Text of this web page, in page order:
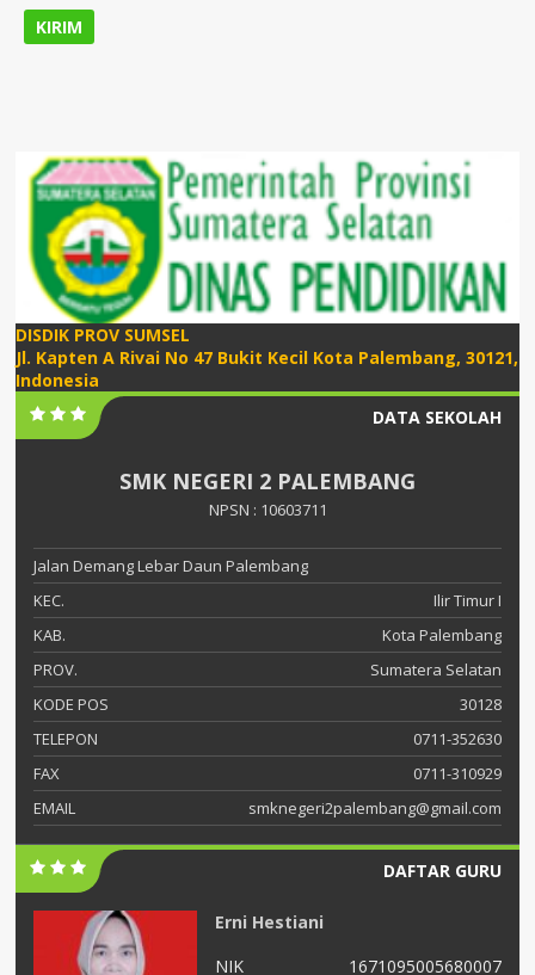
DISDIK PROV SUMSEL
Jl. Kapten A Rivai No 47 Bukit Kecil Kota Palembang, 30121,
Indonesia
DATA SEKOLAH
SMK NEGERI 2 PALEMBANG
NPSN : 10603711
Jalan Demang Lebar Daun Palembang
KEC.
Ilir Timur I
KAB.
Kota Palembang
PROV.
Sumatera Selatan
KODE POS
30128
TELEPON
0711-352630
FAX
0711-310929
EMAIL
smknegeri2palembang@gmail.com
DAFTAR GURU
Erni Hestiani
NIK
1671095005680007